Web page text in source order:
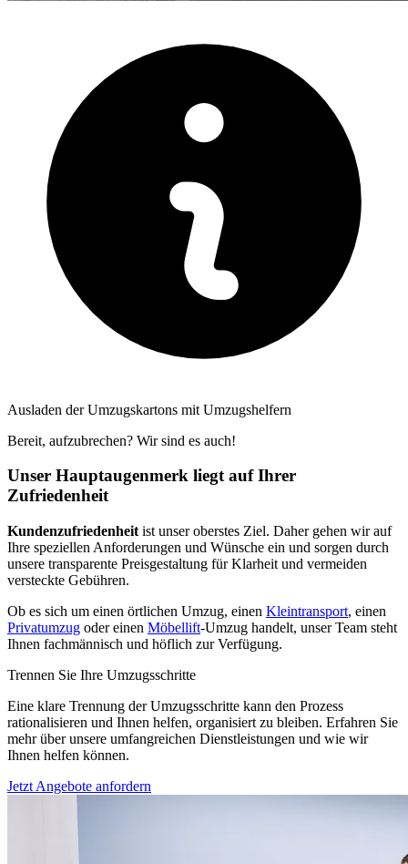
Ausladen der Umzugskartons mit Umzugshelfern
Bereit, aufzubrechen? Wir sind es auch!
Unser Hauptaugenmerk liegt auf Ihrer
Zufriedenheit
Kundenzufriedenheit ist unser oberstes Ziel. Daher gehen wir auf
Ihre speziellen Anforderungen und Wünsche ein und sorgen durch
unsere transparente Preisgestaltung für Klarheit und vermeiden
versteckte Gebühren.
Ob es sich um einen örtlichen Umzug, einen Kleintransport, einen
Privatumzug oder einen Möbellift-Umzug handelt, unser Team steht
Ihnen fachmännisch und höflich zur Verfügung.
Trennen Sie Ihre Umzugsschritte
Eine klare Trennung der Umzugsschritte kann den Prozess
rationalisieren und Ihnen helfen, organisiert zu bleiben. Erfahren Sie
mehr über unsere umfangreichen Dienstleistungen und wie wir
Ihnen helfen können.
Jetzt Angebote anfordern